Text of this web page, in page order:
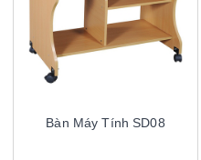
Bàn Máy Tính SD08